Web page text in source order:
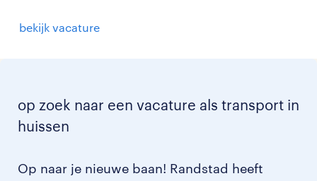
bekijk vacature
op zoek naar een vacature als transport in
huissen
Op naar je nieuwe baan! Randstad heeft